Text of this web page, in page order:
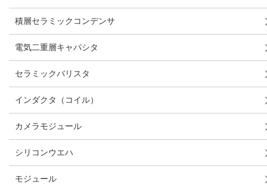
積層セラミックコンデンサ
電気二重層キャパシタ
セラミックバリスタ
インダクタ（コイル）
カメラモジュール
シリコンウエハ
モジュール